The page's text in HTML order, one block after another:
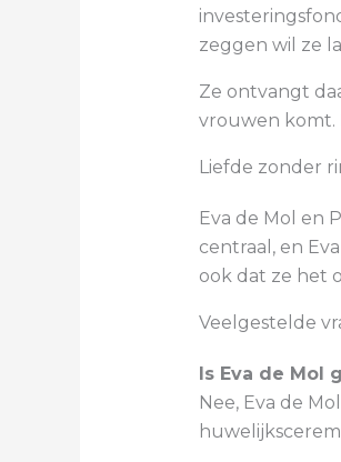
zeggen wil ze
Ze ontvangt
vrouwen komt.
Liefde zonder
Eva de Mol en
centraal, en
ook dat ze het
Veelgestelde
Is Eva de Mol
Nee, Eva de